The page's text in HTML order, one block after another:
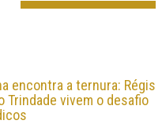
encontra a ternura: Régis
Trindade vivem o desafio